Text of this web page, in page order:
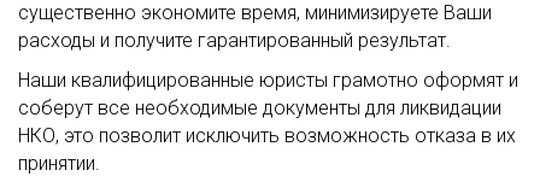
существенно экономите время, минимизируете Ваши
расходы и получите гарантированный результат.
Наши квалифицированные юристы грамотно оформят и
соберут все необходимые документы для ликвидации
НКО, это позволит исключить возможность отказа в их
принятии.